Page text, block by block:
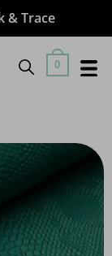
& Trace
0